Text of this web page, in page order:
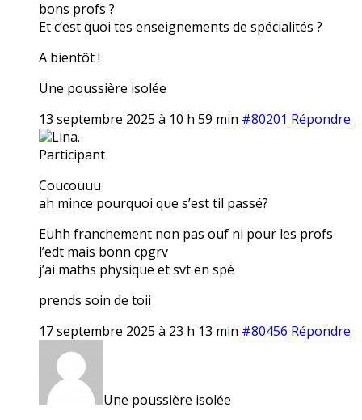
bons profs ?
Et c’est quoi tes enseignements de spécialités ?
A bientôt !
Une poussière isolée
13 septembre 2025 à 10 h 59 min #80201 Répondre
Lina.
Participant
Coucouuu
ah mince pourquoi que s’est til passé?
Euhh franchement non pas ouf ni pour les profs
l’edt mais bonn cpgrv
j’ai maths physique et svt en spé
prends soin de toii
17 septembre 2025 à 23 h 13 min #80456 Répondre
Une poussière isolée